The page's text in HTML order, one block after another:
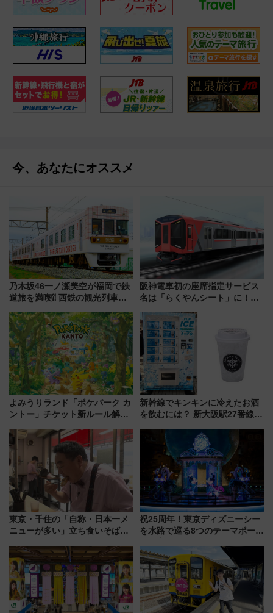
今、あなたにオススメ
乃木坂46一ノ瀬美空が福岡で鉄
道旅を満喫⁈ 西鉄の観光列車
CHIKUGO」で巡る福岡･太宰
府･柳川の旅！YouTubeが公開
に
阪神電車初の座席指定サービス
名は「らくやんシート」に！新
を快適移動
よみうりランド「ポケパーク カ
ントー」チケット新ルール解
本人確認が11月スタート
新幹線でキンキンに冷えたお酒
を飲むには？ 新大阪駅27番線ホ
レス「カップ氷」専用自販機が
話題！
東京・千住の「自称・日本一メ
ニューが多い」立ち食いそば屋
地のふらっと立ち食いそば』
7/27夜10時～放送
祝25周年！東京ディズニーシー
を水路で巡る8つのテーマポート